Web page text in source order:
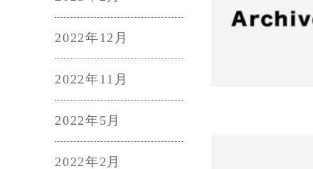
2022年12月
2022年11月
2022年5月
2022年2月